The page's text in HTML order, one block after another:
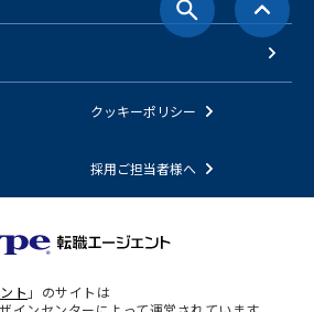
クッキーポリシー
採用ご担当者様へ
ト 」のサイトは